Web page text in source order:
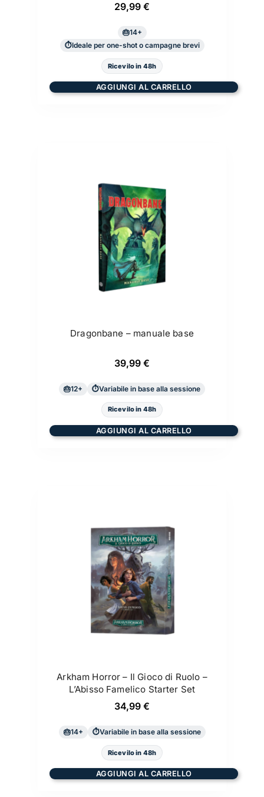
29,99 €
14+
Ideale per one-shot o campagne brevi
Ricevilo in 48h
AGGIUNGI AL CARRELLO
Dragonbane – manuale base
39,99 €
12+ Variabile in base alla sessione
Ricevilo in 48h
AGGIUNGI AL CARRELLO
Arkham Horror – Il Gioco di Ruolo –
L’Abisso Famelico Starter Set
34,99 €
14+ Variabile in base alla sessione
Ricevilo in 48h
AGGIUNGI AL CARRELLO